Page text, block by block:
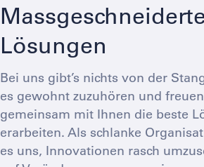
Lösungen
Bei uns gibt’s nichts von der
es gewohnt zuzuhören und
gemeinsam mit Ihnen die beste
erarbeiten. Als schlanke
es uns, Innovationen rasch